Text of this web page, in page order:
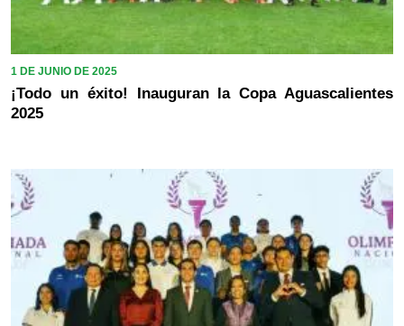
1 DE JUNIO DE 2025
¡Todo un éxito! Inauguran la Copa Aguascalientes
2025